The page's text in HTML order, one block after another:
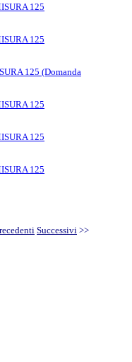
125
125
125 (Domanda
125
125
125
Successivi >>